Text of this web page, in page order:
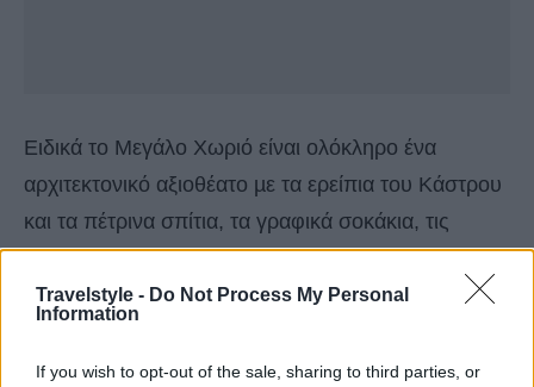
Travelstyle - Do Not Process My Personal
Information
If you wish to opt-out of the sale, sharing to third parties, or
Ειδικά το Μεγάλο Χωριό είναι ολόκληρο ένα
αρχιτεκτονικό αξιοθέατο µε τα ερείπια του Κάστρου
και τα πέτρινα σπίτια, τα γραφικά σοκάκια, τις
ανθισµένες αυλές αλλά και η θέα προς τον κάµπο
και την θάλασσα που είναι συγκλονιστική.